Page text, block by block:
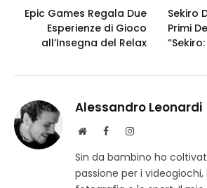
Epic Games Regala Due
Esperienze di Gioco
all’Insegna del Relax
Sekiro
Primi
Alessandro Leonardi
S
t
o
F
c
e
I
s
t
Sin da bambino ho
passione per i videogiochi,